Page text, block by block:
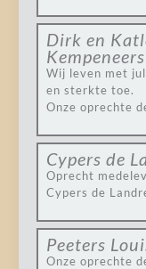
Dirk en
Kempeneers
Wij leven met
en sterkte toe.
Onze oprechte
Cypers de
Oprecht
Cypers de
Peeters
Onze oprechte